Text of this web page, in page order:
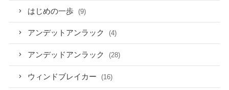
はじめの一歩 (9)
アンデットアンラック (4)
アンデッドアンラック (28)
ウィンドブレイカー (16)